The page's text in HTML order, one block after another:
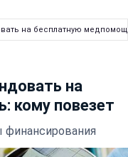
на бесплатную
на
кому повезет
финансирования